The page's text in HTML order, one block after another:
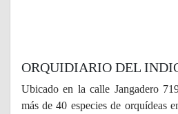
ORQUIDIARIO DEL
Ubicado en la calle Jangadero
más de 40 especies de orquídeas